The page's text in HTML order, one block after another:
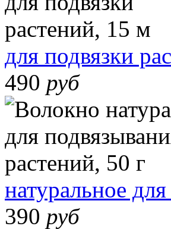
для подвязки
490 руб
натуральное
390 руб